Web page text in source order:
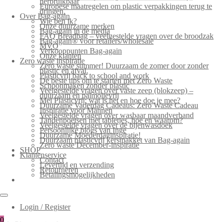
Europese maatregelen om plastic verpakkingen terug te
dringen.
Over Bag-again
Wie ben ik?
Onze duurzame merken
Bag-again in de media
FAQ Breadbag – veelgestelde vragen over de broodzak
Bag-again® voor retailers/wholesale
MVO
Verkooppunten Bag-again
Onze klanten
Zero waste inspiratie
Zero waste summer! Duurzaam de zomer door zonder
plastic en afval.
Plasticvrij back to school and work
De beste tips om te starten met Zero Waste
Schoonmaken zonder plastic
Veelgestelde vragen over vaste zeep (blokzeep) –
duurzaam en palmolievrij
Mei Plasticvrij: wat is het en hoe doe je mee?
Duurzame Vaderdag Cadeaus: Zero Waste Cadeau
Inspiratie voor Mannen
Veelgestelde vragen over wasbaar maandverband
Tandenpoetsen met tabletjes, hoe en waarom?
Veelgestelde vragen over de bijenwasdoek
Persoonlijke blogs van Inge
Duurzame Moederdaginspiratie!
Duurzaam plasticvrij kerstpakket van Bag-again
Zero waste December-inspiratie
SHOP
Klantenservice
Contact
Levertijd en verzending
Retourneren
Betalingsmogelijkheden
Login / Register
0